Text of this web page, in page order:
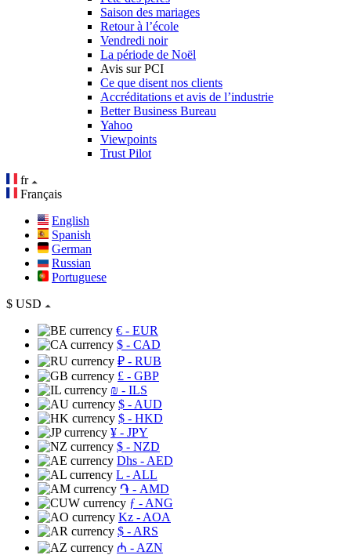
Saison des mariages
Retour à l’école
Vendredi noir
La période de Noël
Avis sur PCI
Ce que disent nos clients
Accréditations et avis de l’industrie
Better Business Bureau
Yahoo
Viewpoints
Trust Pilot
fr
Français
English
Spanish
German
Russian
Portuguese
$ USD
€ - EUR
$ - CAD
₽ - RUB
£ - GBP
₪ - ILS
$ - AUD
$ - HKD
¥ - JPY
$ - NZD
Dhs - AED
L - ALL
֏ - AMD
ƒ - ANG
Kz - AOA
$ - ARS
₼ - AZN